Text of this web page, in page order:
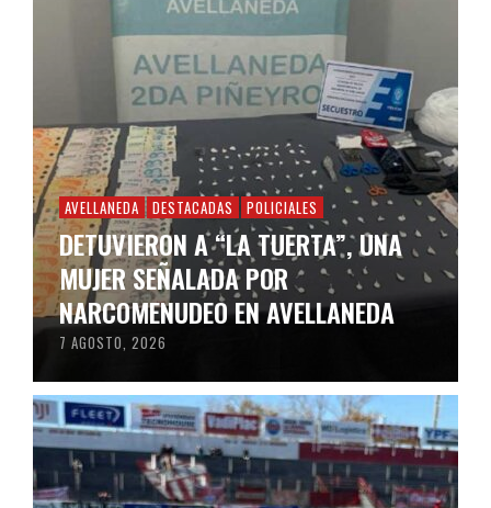
AVELLANEDA DESTACADAS POLICIALES
DETUVIERON A “LA TUERTA”, UNA
MUJER SEÑALADA POR
NARCOMENUDEO EN AVELLANEDA
7 AGOSTO, 2026